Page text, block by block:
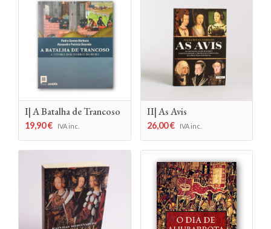
I| A Batalha de Trancoso
19,90€ IVA inc.
II| As Avis
26,00€ IVA inc.